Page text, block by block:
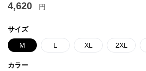
4,620 円
サイズ
M L XL 2XL
カラー